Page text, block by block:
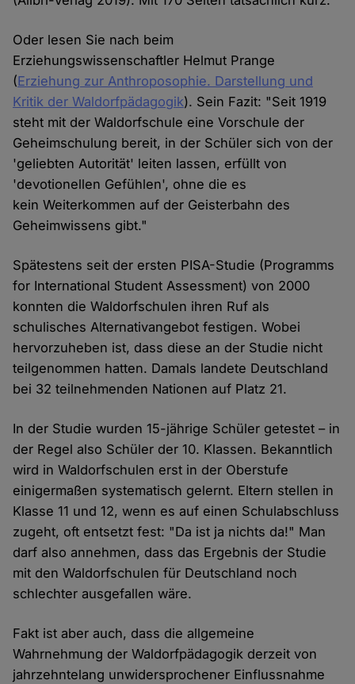
Oder lesen Sie nach beim
Erziehungswissenschaftler Helmut Prange
(Erziehung zur Anthroposophie. Darstellung und
Kritik der Waldorfpädagogik). Sein Fazit: "Seit 1919
steht mit der Waldorfschule eine Vorschule der
Geheimschulung bereit, in der Schüler sich von der
'geliebten Autorität' leiten lassen, erfüllt von
'devotionellen Gefühlen', ohne die es
kein Weiterkommen auf der Geisterbahn des
Geheimwissens gibt."
Spätestens seit der ersten PISA-Studie (Programms
for International Student Assessment) von 2000
konnten die Waldorfschulen ihren Ruf als
schulisches Alternativangebot festigen. Wobei
hervorzuheben ist, dass diese an der Studie nicht
teilgenommen hatten. Damals landete Deutschland
bei 32 teilnehmenden Nationen auf Platz 21.
In der Studie wurden 15-jährige Schüler getestet – in
der Regel also Schüler der 10. Klassen. Bekanntlich
wird in Waldorfschulen erst in der Oberstufe
einigermaßen systematisch gelernt. Eltern stellen in
Klasse 11 und 12, wenn es auf einen Schulabschluss
zugeht, oft entsetzt fest: "Da ist ja nichts da!" Man
darf also annehmen, dass das Ergebnis der Studie
mit den Waldorfschulen für Deutschland noch
schlechter ausgefallen wäre.
Fakt ist aber auch, dass die allgemeine
Wahrnehmung der Waldorfpädagogik derzeit von
jahrzehntelang unwidersprochener Einflussnahme